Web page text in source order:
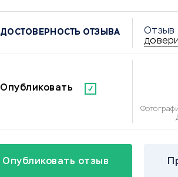
ДОСТОВЕРНОСТЬ ОТЗЫВА Отзыв
Опубликовать